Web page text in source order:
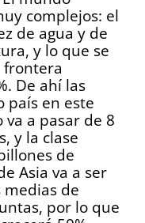
complejos: el
de agua y de
y lo que se
frontera
De ahí las
país en este
a pasar de 8
y la clase
de
Asia va a ser
medias de
por lo que